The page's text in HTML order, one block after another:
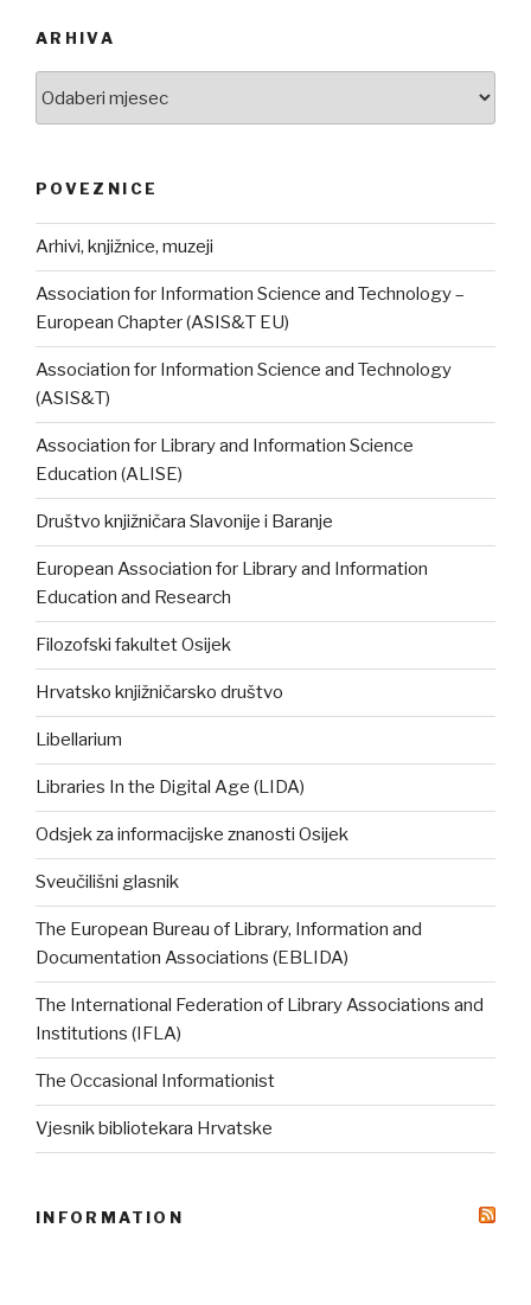
ARHIVA
POVEZNICE
Arhivi, knjižnice, muzeji
Association for Information Science and Technology –
European Chapter (ASIS&T EU)
Association for Information Science and Technology
(ASIS&T)
Association for Library and Information Science
Education (ALISE)
Društvo knjižničara Slavonije i Baranje
European Association for Library and Information
Education and Research
Filozofski fakultet Osijek
Hrvatsko knjižničarsko društvo
Libellarium
Libraries In the Digital Age (LIDA)
Odsjek za informacijske znanosti Osijek
Sveučilišni glasnik
The European Bureau of Library, Information and
Documentation Associations (EBLIDA)
The International Federation of Library Associations and
Institutions (IFLA)
The Occasional Informationist
Vjesnik bibliotekara Hrvatske
INFORMATION